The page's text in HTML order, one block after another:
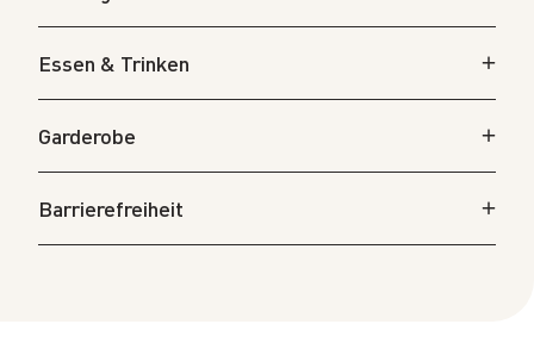
Essen & Trinken
Garderobe
Barrierefreiheit